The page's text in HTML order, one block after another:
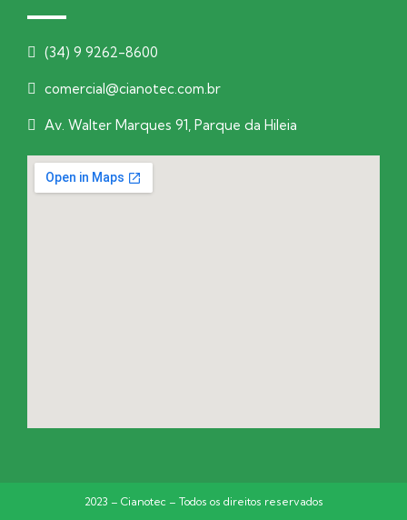
(34) 9 9262-8600
comercial@cianotec.com.br
Av. Walter Marques 91, Parque da Hileia
2023 – Cianotec – Todos os direitos reservados